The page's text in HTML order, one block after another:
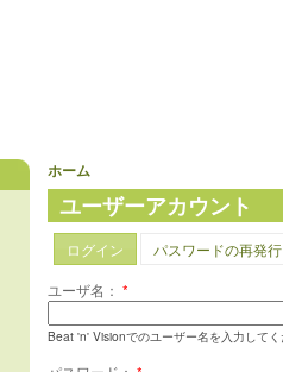
ホーム
ユーザーアカウント
ログイン
パスワードの再発行
ユーザ名： *
Beat 'n' Visionでのユーザー名を入力してく